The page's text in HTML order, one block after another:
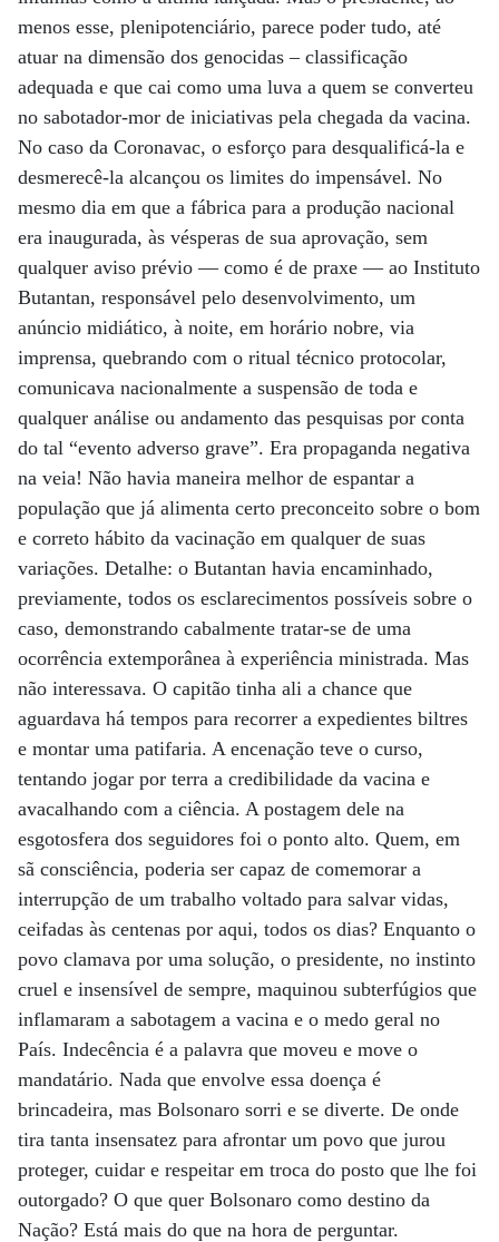
menos esse, plenipotenciário, parece poder tudo, até
atuar na dimensão dos genocidas – classificação
adequada e que cai como uma luva a quem se converteu
no sabotador-mor de iniciativas pela chegada da vacina.
No caso da Coronavac, o esforço para desqualificá-la e
desmerecê-la alcançou os limites do impensável. No
mesmo dia em que a fábrica para a produção nacional
era inaugurada, às vésperas de sua aprovação, sem
qualquer aviso prévio — como é de praxe — ao Instituto
Butantan, responsável pelo desenvolvimento, um
anúncio midiático, à noite, em horário nobre, via
imprensa, quebrando com o ritual técnico protocolar,
comunicava nacionalmente a suspensão de toda e
qualquer análise ou andamento das pesquisas por conta
do tal “evento adverso grave”. Era propaganda negativa
na veia! Não havia maneira melhor de espantar a
população que já alimenta certo preconceito sobre o bom
e correto hábito da vacinação em qualquer de suas
variações. Detalhe: o Butantan havia encaminhado,
previamente, todos os esclarecimentos possíveis sobre o
caso, demonstrando cabalmente tratar-se de uma
ocorrência extemporânea à experiência ministrada. Mas
não interessava. O capitão tinha ali a chance que
aguardava há tempos para recorrer a expedientes biltres
e montar uma patifaria. A encenação teve o curso,
tentando jogar por terra a credibilidade da vacina e
avacalhando com a ciência. A postagem dele na
esgotosfera dos seguidores foi o ponto alto. Quem, em
sã consciência, poderia ser capaz de comemorar a
interrupção de um trabalho voltado para salvar vidas,
ceifadas às centenas por aqui, todos os dias? Enquanto o
povo clamava por uma solução, o presidente, no instinto
cruel e insensível de sempre, maquinou subterfúgios que
inflamaram a sabotagem a vacina e o medo geral no
País. Indecência é a palavra que moveu e move o
mandatário. Nada que envolve essa doença é
brincadeira, mas Bolsonaro sorri e se diverte. De onde
tira tanta insensatez para afrontar um povo que jurou
proteger, cuidar e respeitar em troca do posto que lhe foi
outorgado? O que quer Bolsonaro como destino da
Nação? Está mais do que na hora de perguntar.